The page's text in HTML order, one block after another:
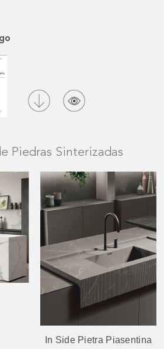
Piedras Sinterizadas
In Side Pietra Piasentina